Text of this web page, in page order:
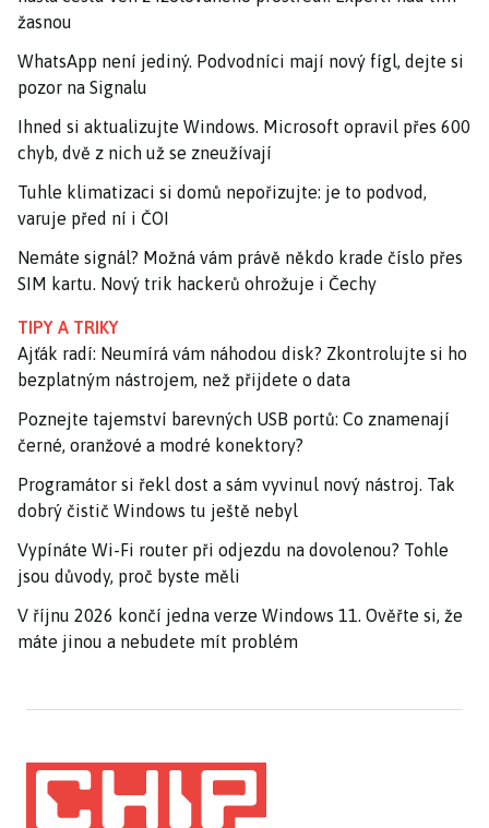
žasnou
WhatsApp není jediný. Podvodníci mají nový fígl, dejte si
pozor na Signalu
Ihned si aktualizujte Windows. Microsoft opravil přes 600
chyb, dvě z nich už se zneužívají
Tuhle klimatizaci si domů nepořizujte: je to podvod,
varuje před ní i ČOI
Nemáte signál? Možná vám právě někdo krade číslo přes
SIM kartu. Nový trik hackerů ohrožuje i Čechy
TIPY A TRIKY
Ajťák radí: Neumírá vám náhodou disk? Zkontrolujte si ho
bezplatným nástrojem, než přijdete o data
Poznejte tajemství barevných USB portů: Co znamenají
černé, oranžové a modré konektory?
Programátor si řekl dost a sám vyvinul nový nástroj. Tak
dobrý čistič Windows tu ještě nebyl
Vypínáte Wi-Fi router při odjezdu na dovolenou? Tohle
jsou důvody, proč byste měli
V říjnu 2026 končí jedna verze Windows 11. Ověřte si, že
máte jinou a nebudete mít problém